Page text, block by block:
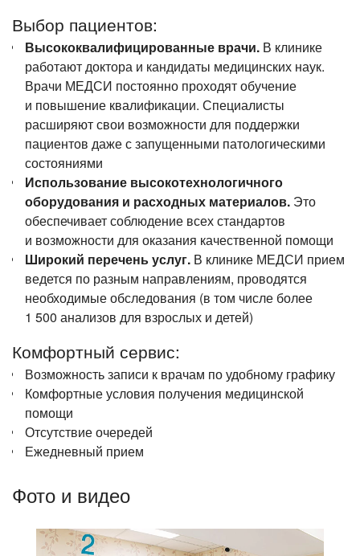
Выбор пациентов:
Высококвалифицированные врачи. В клинике
работают доктора и кандидаты медицинских наук.
Врачи МЕДСИ постоянно проходят обучение
и повышение квалификации. Специалисты
расширяют свои возможности для поддержки
пациентов даже с запущенными патологическими
состояниями
Использование высокотехнологичного
оборудования и расходных материалов. Это
обеспечивает соблюдение всех стандартов
и возможности для оказания качественной помощи
Широкий перечень услуг. В клинике МЕДСИ прием
ведется по разным направлениям, проводятся
необходимые обследования (в том числе более
1 500 анализов для взрослых и детей)
Комфортный сервис:
Возможность записи к врачам по удобному графику
Комфортные условия получения медицинской
помощи
Отсутствие очередей
Ежедневный прием
Фото и видео